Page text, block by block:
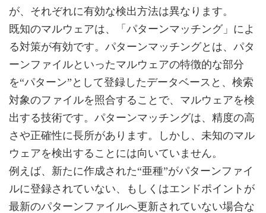
が、それぞれに有効な検出方法は異なります。
既知のマルウェアは、「パターンマッチング」によ
る対策が有効です。パターンマッチングとは、パタ
ーンファイルといったマルウェアの特徴的な部分
を“パターン”として登録したデータベースと、検索
対象のファイルを照合することで、マルウェアを検
出する技術です。パターンマッチングは、精度の高
さや正確性に長所があります。しかし、未知のマル
ウェアを検出することには向いていません。
例えば、新たに作成された“亜種”がパターンファイ
ルに登録されていない、もしくはエンドポイントが
最新のパターンファイルへ更新されていない場合な